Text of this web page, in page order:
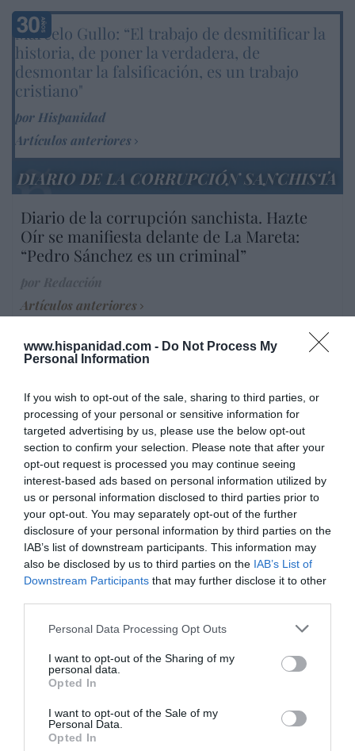
www.hispanidad.com - Do Not Process My
Personal Information
If you wish to opt-out of the sale, sharing to third parties, or
processing of your personal or sensitive information for
targeted advertising by us, please use the below opt-out
section to confirm your selection. Please note that after your
opt-out request is processed you may continue seeing
interest-based ads based on personal information utilized by
us or personal information disclosed to third parties prior to
your opt-out. You may separately opt-out of the further
disclosure of your personal information by third parties on the
IAB’s list of downstream participants. This information may
also be disclosed by us to third parties on the IAB’s List of
Downstream Participants that may further disclose it to other
Personal Data Processing Opt Outs
I want to opt-out of the Sharing of my
personal data.
Opted In
I want to opt-out of the Sale of my
Personal Data.
Opted In
Marcelo Gullo: “El trabajo de desmitificar la
historia, de poner la verdadera, de
desmontar la falsificación, es un trabajo
cristiano"
por Hispanidad
Artículos anteriores
DIARIO DE LA CORRUPCIÓN SANCHISTA
Diario de la corrupción sanchista. Hazte
Oír se manifiesta delante de La Mareta:
“Pedro Sánchez es un criminal”
Artículos anteriores
Opinión
por Eulogio López
son las patentes
Isabel Pantoja pierde dos pleitos
con Hacienda por 700.000
euros... suma y sigue
Eulogio López